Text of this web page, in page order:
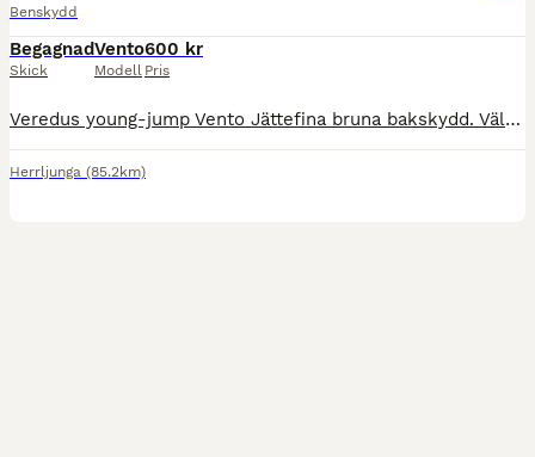
Benskydd
Begagnad
Skick
Vento
Modell
600 kr
Pris
Veredus young-jump Vento Jättefina bruna bakskydd. Väldigt lite använda. Info från hemsida: Insidan är i neoprene, ett material som ligger behagligt mot hästens hud och är lätt att göra rent. Skyd
Herrljunga (85.2km)